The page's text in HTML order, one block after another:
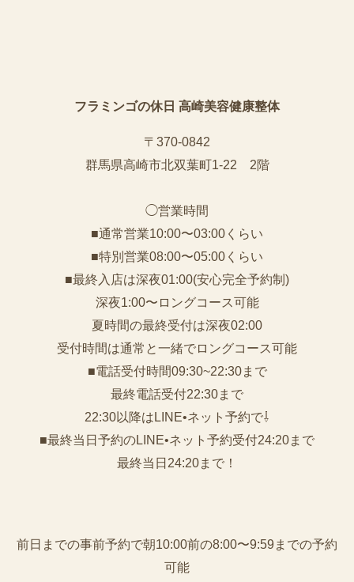
フラミンゴの休日 高崎美容健康整体
〒370-0842
群馬県高崎市北双葉町1-22 2階
◯営業時間
■通常営業10:00〜03:00くらい
■特別営業08:00〜05:00くらい
■最終入店は深夜01:00(安心完全予約制)
深夜1:00〜ロングコース可能
夏時間の最終受付は深夜02:00
受付時間は通常と一緒でロングコース可能
■電話受付時間09:30~22:30まで
️最終電話受付22:30まで
22:30以降はLINE•ネット予約で⇩
■最終当日予約のLINE•ネット予約受付24:20まで
最終当日24:20まで！
前日までの事前予約で朝10:00前の8:00〜9:59までの予約
可能